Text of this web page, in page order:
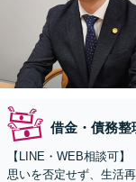
借金・債務整
【LINE・WEB相談可
思いを否定せず、生活